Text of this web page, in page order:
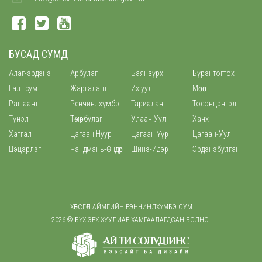
БУСАД СУМД
Алаг-эрдэнэ Арбулаг Баянзүрх
Бүрэнтогтох
Галт сум
Жаргалант Их уул
Мөрөн
Рашаант
Ренчинлхүмбэ Тариалан
Тосонцэнгэл
Түнэл
Төмөрбулаг Улаан Уул
Ханх
Хатгал
Цагаан Нуур Цагаан Үүр
Цагаан-Уул
Цэцэрлэг
Чандмань-Өндөр Шинэ-Идэр Эрдэнэбулган
ХӨВСГӨЛ АЙМГИЙН РЭНЧИНЛХҮМБЭ СУМ
2026 © БҮХ ЭРХ ХУУЛИАР ХАМГААЛАГДСАН БОЛНО.